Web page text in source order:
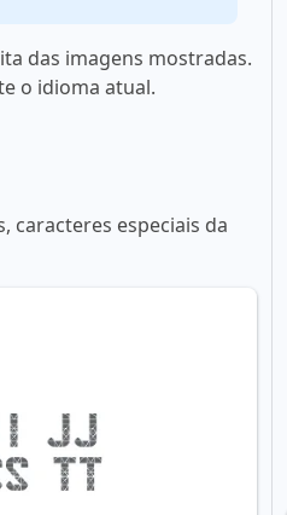
das imagens mostradas.
o idioma atual.
caracteres especiais da